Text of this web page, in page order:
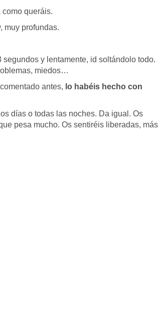
queráis.
muy profundas.
y lentamente, id soltándolo todo.
miedos…
antes, lo habéis hecho con
días o todas las noches. Da igual. Os
pesa mucho. Os sentiréis liberadas, más